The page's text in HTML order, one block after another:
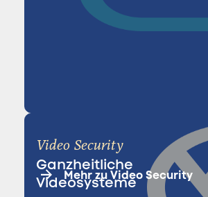
Video Security
Ganzheitliche
Videosysteme
Mehr zu Video Security